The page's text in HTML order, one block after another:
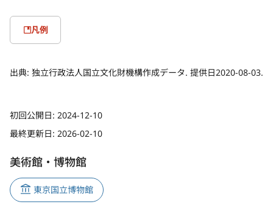
凡例
出典: 独立行政法人国立文化財機構作成データ. 提供日2020-08-03.
初回公開日: 2024-12-10
最終更新日: 2026-02-10
美術館・博物館
東京国立博物館